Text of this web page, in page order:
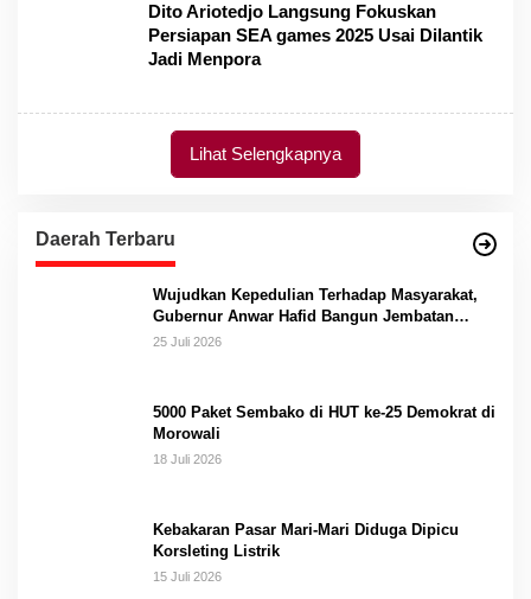
Dito Ariotedjo Langsung Fokuskan
Persiapan SEA games 2025 Usai Dilantik
Jadi Menpora
Lihat Selengkapnya
Daerah Terbaru
Wujudkan Kepedulian Terhadap Masyarakat,
Gubernur Anwar Hafid Bangun Jembatan
Gantung Masungkang dengan Dana Pribadi
25 Juli 2026
5000 Paket Sembako di HUT ke-25 Demokrat di
Morowali
18 Juli 2026
Kebakaran Pasar Mari-Mari Diduga Dipicu
Korsleting Listrik
15 Juli 2026